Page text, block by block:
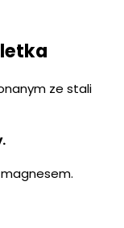
ze stali